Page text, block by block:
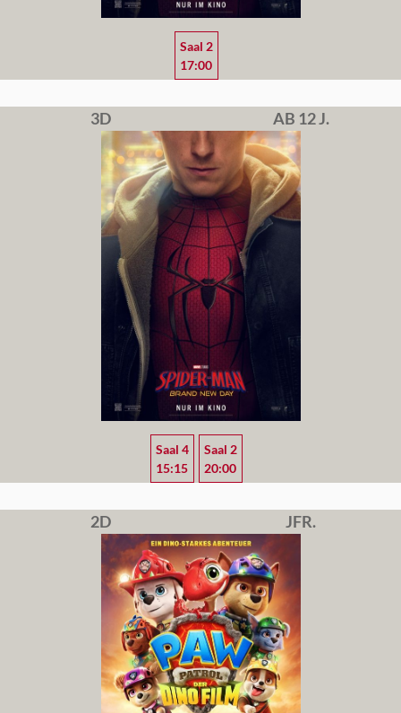
Saal 2
17:00
3D AB 12 J.
Saal 4
15:15
Saal 2
20:00
2D JFR.